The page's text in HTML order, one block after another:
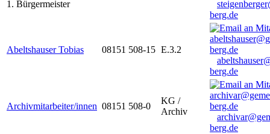
1. Bürgermeister
berg.de
Abeltshauser Tobias 08151 508-15 E.3.2
berg.de
Archivmitarbeiter/innen 08151 508-0
KG /
Archiv
berg.de